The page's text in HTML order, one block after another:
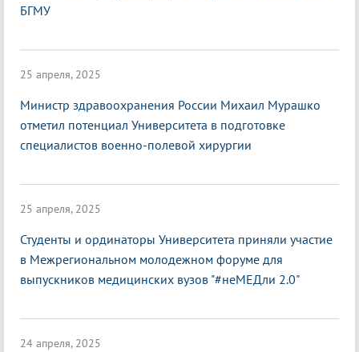
БГМУ
25 апреля, 2025
Министр здравоохранения России Михаил Мурашко
отметил потенциал Университета в подготовке
специалистов военно-полевой хирургии
25 апреля, 2025
Студенты и ординаторы Университета приняли участие
в Межрегиональном молодежном форуме для
выпускников медицинских вузов "#неМЕДли 2.0"
24 апреля, 2025